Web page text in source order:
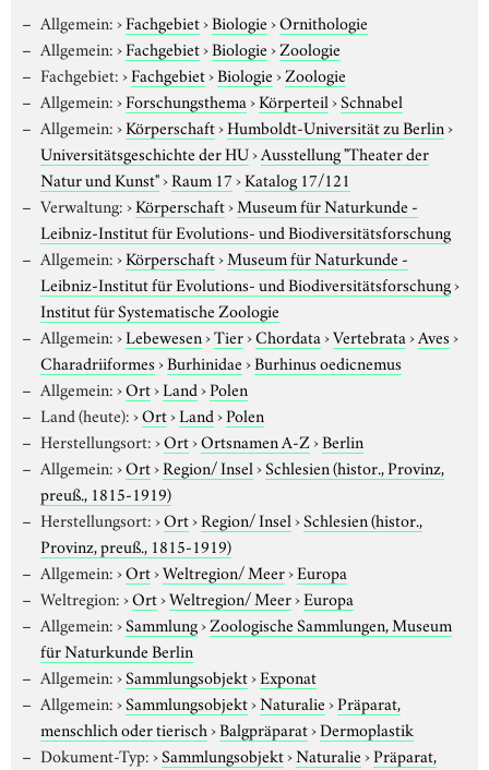
Allgemein:›Fachgebiet›Biologie›Ornithologie
Allgemein:›Fachgebiet›Biologie›Zoologie
Fachgebiet:›Fachgebiet›Biologie›Zoologie
Allgemein:›Forschungsthema›Körperteil›Schnabel
Allgemein:›Körperschaft›Humboldt-Universität zu Berlin›
Universitätsgeschichte der HU›Ausstellung "Theater der
Natur und Kunst"›Raum 17›Katalog 17/121
Verwaltung:›Körperschaft›Museum für Naturkunde -
Leibniz-Institut für Evolutions- und Biodiversitätsforschung
Allgemein:›Körperschaft›Museum für Naturkunde -
Leibniz-Institut für Evolutions- und Biodiversitätsforschung›
Institut für Systematische Zoologie
Allgemein:›Lebewesen›Tier›Chordata›Vertebrata›Aves›
Charadriiformes›Burhinidae›Burhinus oedicnemus
Allgemein:›Ort›Land›Polen
Land (heute):›Ort›Land›Polen
Herstellungsort:›Ort›Ortsnamen A-Z›Berlin
Allgemein:›Ort›Region/ Insel›Schlesien (histor., Provinz,
preuß., 1815-1919)
Herstellungsort:›Ort›Region/ Insel›Schlesien (histor.,
Provinz, preuß., 1815-1919)
Allgemein:›Ort›Weltregion/ Meer›Europa
Weltregion:›Ort›Weltregion/ Meer›Europa
Allgemein:›Sammlung›Zoologische Sammlungen, Museum
für Naturkunde Berlin
Allgemein:›Sammlungsobjekt›Exponat
Allgemein:›Sammlungsobjekt›Naturalie›Präparat,
menschlich oder tierisch›Balgpräparat›Dermoplastik
Dokument-Typ:›Sammlungsobjekt›Naturalie›Präparat,